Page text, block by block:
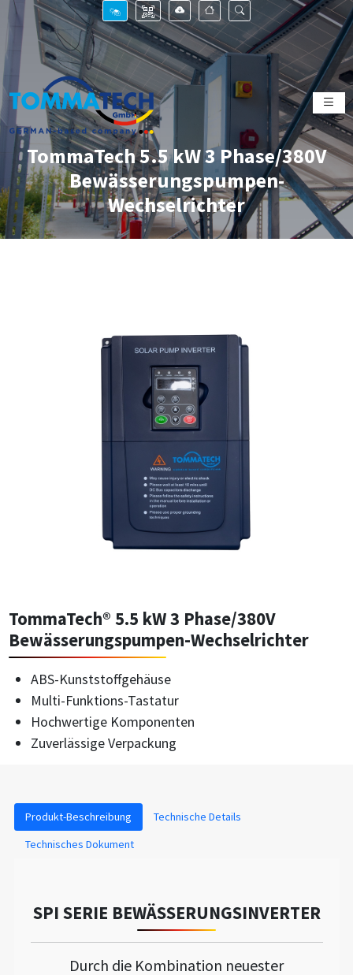
TommaTech 5.5 kW 3 Phase/380V
Bewässerungspumpen-
Wechselrichter
TommaTech® 5.5 kW 3 Phase/380V
Bewässerungspumpen-Wechselrichter
ABS-Kunststoffgehäuse
Multi-Funktions-Tastatur
Hochwertige Komponenten
Zuverlässige Verpackung
Produkt-Beschreibung
Technische Details
Technisches Dokument
SPI SERIE BEWÄSSERUNGSINVERTER
Durch die Kombination neuester